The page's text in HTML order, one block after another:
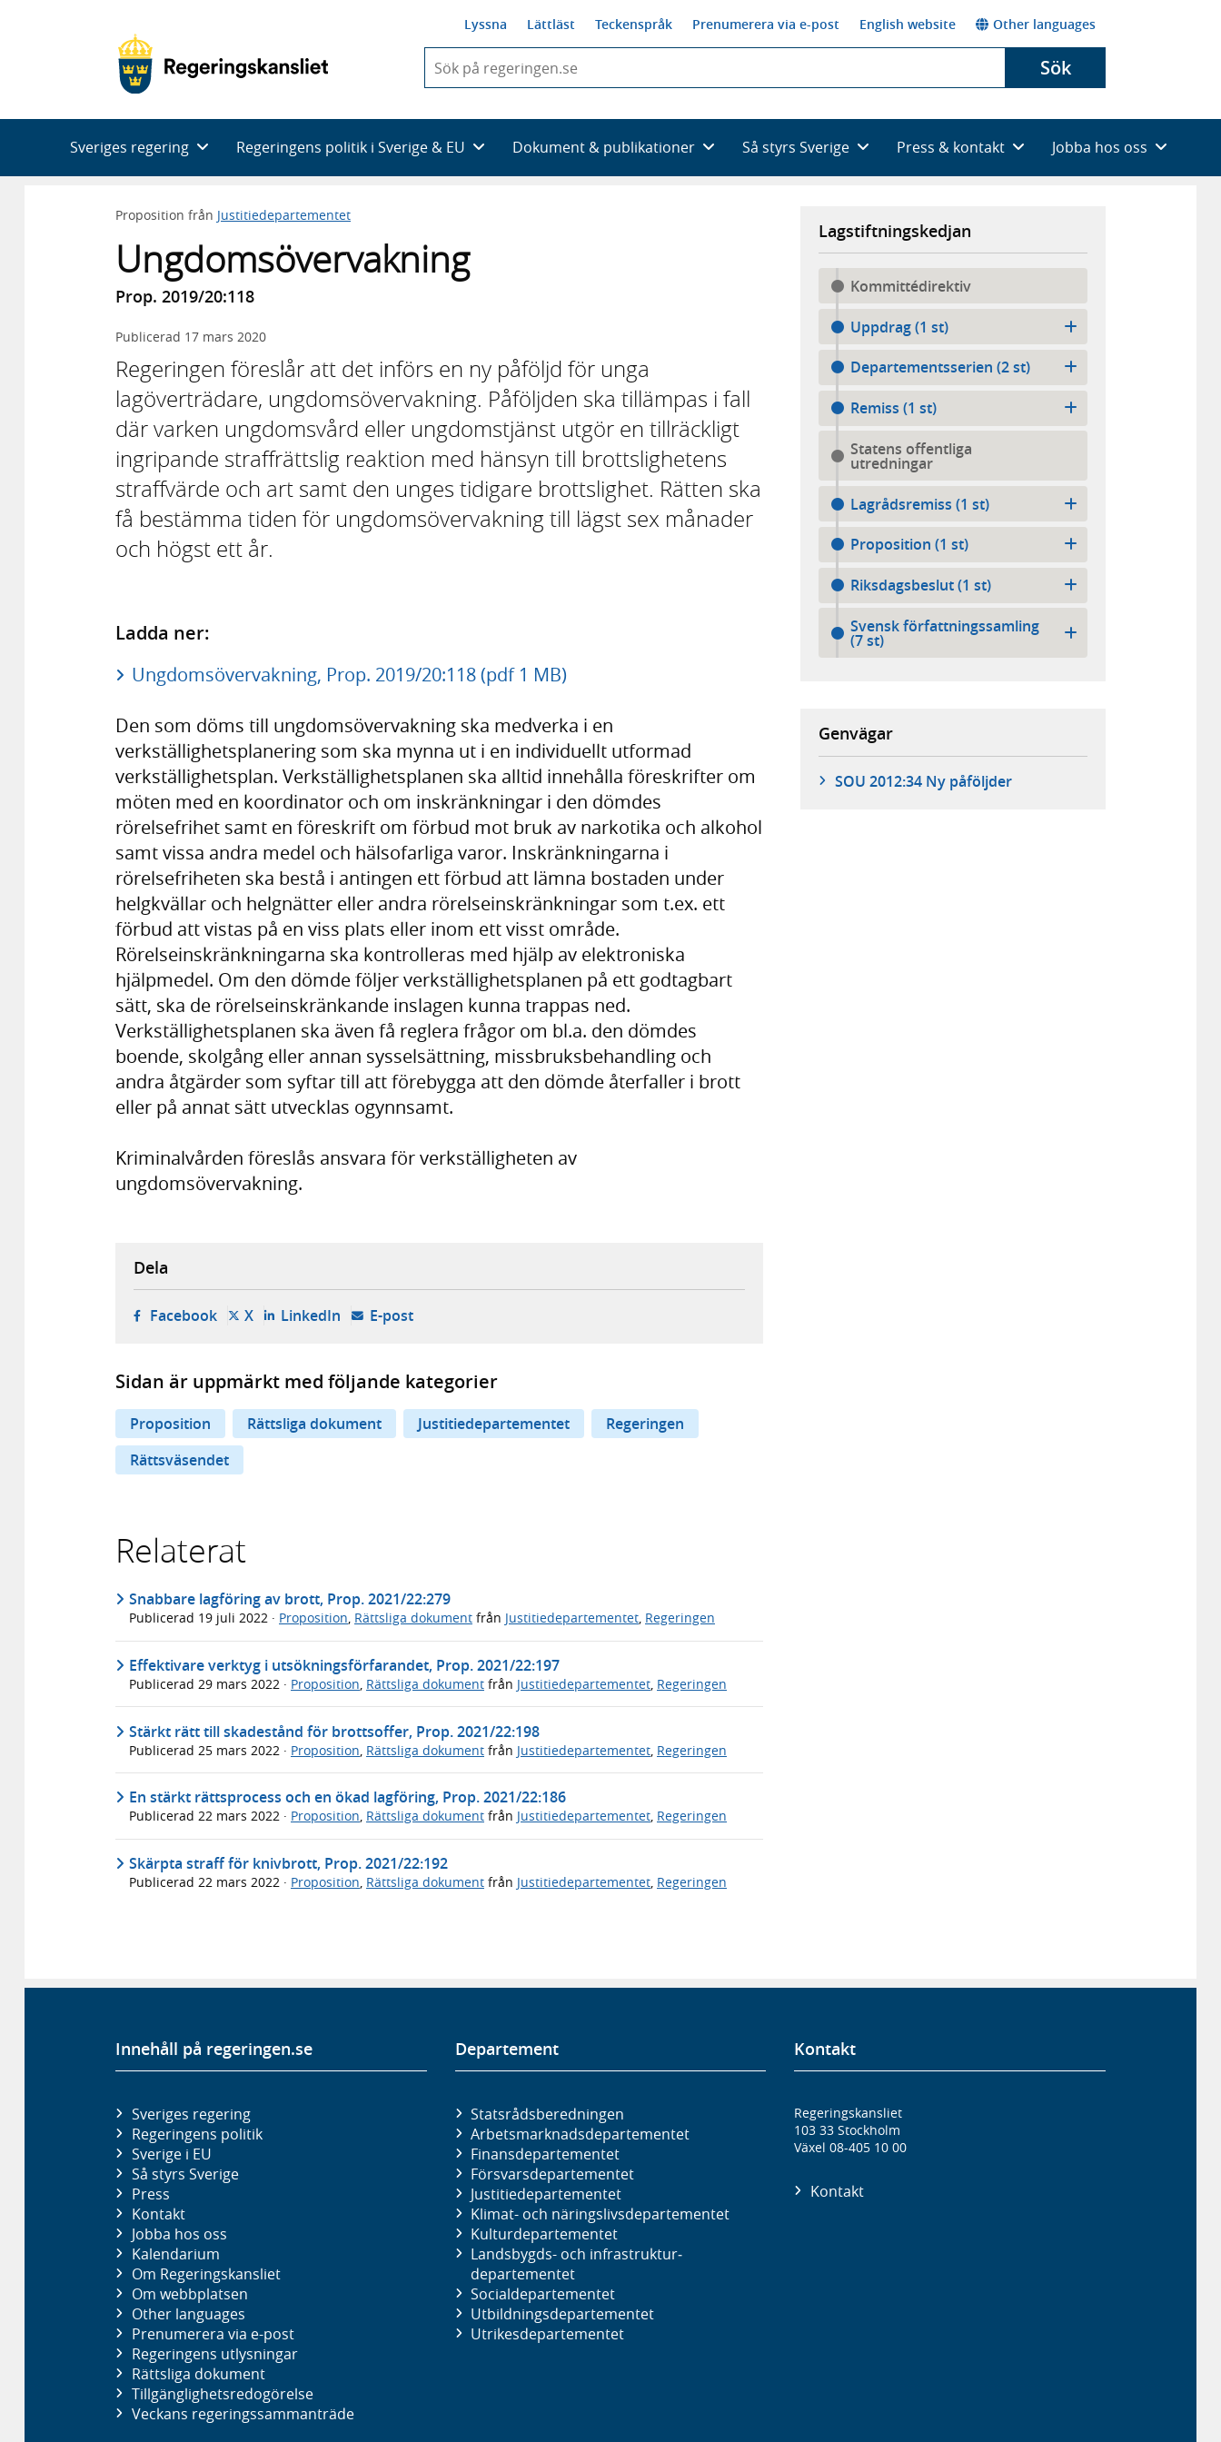
Lyssna Lättläst Teckenspråk Prenumerera via e-post English website Other languages
du
skriva
framträder
en
Sök
Sveriges regering Regeringens politik i Sverige & EU Dokument & publikationer Så styrs Sverige Press & kontakt Jobba hos oss
Proposition från Justitiedepartementet
Ungdomsövervakning
Prop. 2019/20:118
Publicerad 17 mars 2020
Regeringen föreslår att det införs en ny påföljd för unga
lagöverträdare, ungdomsövervakning. Påföljden ska tillämpas i fall
där varken ungdomsvård eller ungdomstjänst utgör en tillräckligt
ingripande straffrättslig reaktion med hänsyn till brottslighetens
straffvärde och art samt den unges tidigare brottslighet. Rätten ska
få bestämma tiden för ungdomsövervakning till lägst sex månader
och högst ett år.
Ladda ner:
Ungdomsövervakning, Prop. 2019/20:118 (pdf 1 MB)
Den som döms till ungdomsövervakning ska medverka i en
verkställighetsplanering som ska mynna ut i en individuellt utformad
verkställighetsplan. Verkställighetsplanen ska alltid innehålla föreskrifter om
möten med en koordinator och om inskränkningar i den dömdes
rörelsefrihet samt en föreskrift om förbud mot bruk av narkotika och alkohol
samt vissa andra medel och hälsofarliga varor. Inskränkningarna i
rörelsefriheten ska bestå i antingen ett förbud att lämna bostaden under
helgkvällar och helgnätter eller andra rörelseinskränkningar som t.ex. ett
förbud att vistas på en viss plats eller inom ett visst område.
Rörelseinskränkningarna ska kontrolleras med hjälp av elektroniska
hjälpmedel. Om den dömde följer verkställighetsplanen på ett godtagbart
sätt, ska de rörelseinskränkande inslagen kunna trappas ned.
Verkställighetsplanen ska även få reglera frågor om bl.a. den dömdes
boende, skolgång eller annan sysselsättning, missbruksbehandling och
andra åtgärder som syftar till att förebygga att den dömde återfaller i brott
eller på annat sätt utvecklas ogynnsamt.
Kriminalvården föreslås ansvara för verkställigheten av
ungdomsövervakning.
Lagstiftningskedjan
Kommittédirektiv
Uppdrag (1 st)
Departementsserien (2 st)
Remiss (1 st)
Statens offentliga
utredningar
Lagrådsremiss (1 st)
Proposition (1 st)
Riksdagsbeslut (1 st)
Svensk författningssamling
(7 st)
Genvägar
SOU 2012:34 Ny påföljder
Dela
Facebook- öppnas i ny flik, extern webbplats,
X- öppnas i ny flik, extern webbplats,
LinkedIn- öppnas i ny flik, extern webbplats,
E-post- öppnar din e-postklient,
Sidan är uppmärkt med följande kategorier
Proposition Rättsliga dokument Justitiedepartementet
Regeringen
Rättsväsendet
Relaterat
Snabbare lagföring av brott, Prop. 2021/22:279
Publicerad 19 juli 2022 · Proposition, Rättsliga dokument från Justitiedepartementet, Regeringen
Effektivare verktyg i utsökningsförfarandet, Prop. 2021/22:197
Publicerad 29 mars 2022 · Proposition, Rättsliga dokument från Justitiedepartementet, Regeringen
Stärkt rätt till skadestånd för brottsoffer, Prop. 2021/22:198
Publicerad 25 mars 2022 · Proposition Rättsliga dokument från Justitiedepartementet Regeringen
En stärkt rättsprocess och en ökad lagföring, Prop. 2021/22:186
Publicerad 22 mars 2022 · Proposition, Rättsliga dokument från Justitiedepartementet, Regeringen
Skärpta straff för knivbrott, Prop. 2021/22:192
Publicerad 22 mars 2022 · Proposition, Rättsliga dokument från Justitiedepartementet, Regeringen
Innehåll på regeringen.se
Sveriges regering
Regeringens politik
Sverige i EU
Så styrs Sverige
Press
Kontakt
Jobba hos oss
Kalendarium
Om Regeringskansliet
Om webbplatsen
Other languages
Prenumerera via e-post
Regeringens utlysningar
Rättsliga dokument
Tillgänglighetsredogörelse
Veckans regeringssammanträde
Departement
Statsrådsberedningen
Arbetsmarknads­departementet
Finans­departementet
Försvars­departementet
Justitie­departementet
Klimat- och näringslivs­departementet
Kultur­departementet
Landsbygds- och infrastruktur­
departementet
Social­departementet
Utbildnings­departementet
Utrikes­departementet
Kontakt
Regeringskansliet
103 33 Stockholm
Växel 08-405 10 00
Kontakt